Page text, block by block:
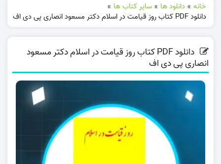
خانه » دانلود ها » سایر کتاب ها »
دانلود PDF کتاب روز قیامت در اسلام دکتر مسعود انصاری پی دی اف
دانلود PDF کتاب روز قیامت در اسلام دکتر مسعود
انصاری پی دی اف